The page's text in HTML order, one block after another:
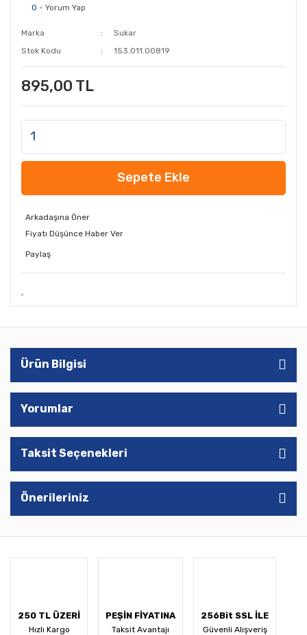
0 - Yorum Yap
Marka
Sukar
Stok Kodu
153.011.00819
895,00 TL
Sepete Ekle
Arkadaşına Öner
Fiyatı Düşünce Haber Ver
Paylaş
Ürün Bilgisi
Yorumlar
Taksit Seçenekleri
Önerileriniz
250 TL ÜZERİ
Hızlı Kargo
PEŞİN FİYATINA
Taksit Avantajı
256Bit SSL İLE
Güvenli Alışveriş